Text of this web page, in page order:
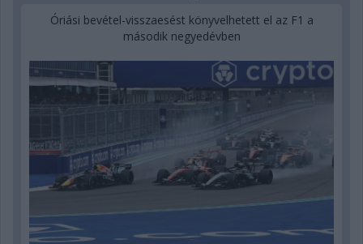
Óriási bevétel-visszaesést könyvelhetett el az F1 a
második negyedévben